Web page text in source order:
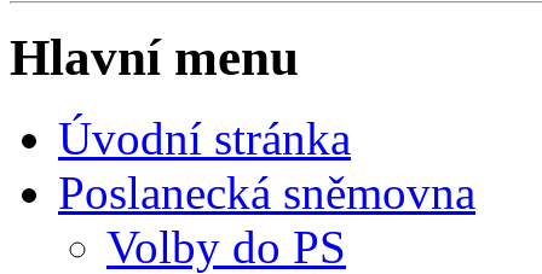
Hlavní menu
Úvodní stránka
Poslanecká sněmovna
Volby do PS